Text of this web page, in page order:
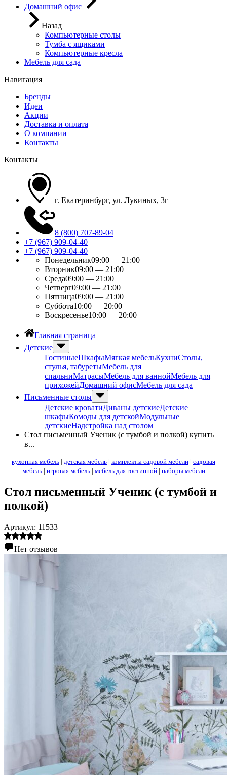
Домашний офис
Назад
Компьютерные столы
Тумба с ящиками
Компьютерные кресла
Мебель для сада
Навигация
Бренды
Идеи
Акции
Доставка и оплата
О компании
Контакты
Контакты
г. Екатеринбург, ул. Лукиных, 3г
8 (800) 707-89-04
+7 (967) 909-04-40
+7 (967) 909-04-40
Понедельник09:00 — 21:00
Вторник09:00 — 21:00
Среда09:00 — 21:00
Четверг09:00 — 21:00
Пятница09:00 — 21:00
Суббота10:00 — 20:00
Воскресенье10:00 — 20:00
Главная страница
Детские
ГостиныеШкафыМягкая мебельКухниСтолы,
стулья, табуретыМебель для
спальниМатрасыМебель для ваннойМебель для
прихожейДомашний офисМебель для сада
Письменные столы
Детские кроватиДиваны детскиеДетские
шкафыКомоды для детскойМодульные
детскиеНадстройка над столом
Стол письменный Ученик (с тумбой и полкой) купить
в...
кухонная мебель | детская мебель | комплекты садовой мебели | садовая
мебель| игровая мебель| мебель для гостинной| наборы мебели
Стол письменный Ученик (с тумбой и
полкой)
Артикул: 11533
Нет отзывов